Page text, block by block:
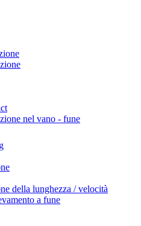
nel vano - fune
della lunghezza / velocità
a fune